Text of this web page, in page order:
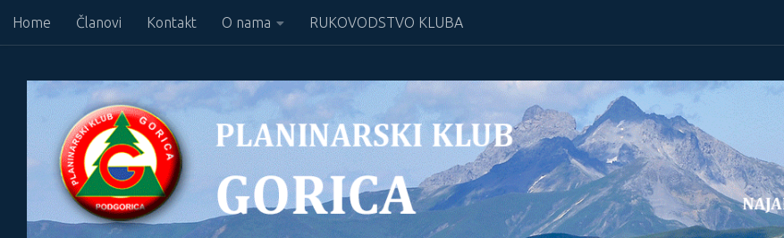
Skip to content
Home Članovi Kontakt O nama RUKOVODSTVO KLUBA